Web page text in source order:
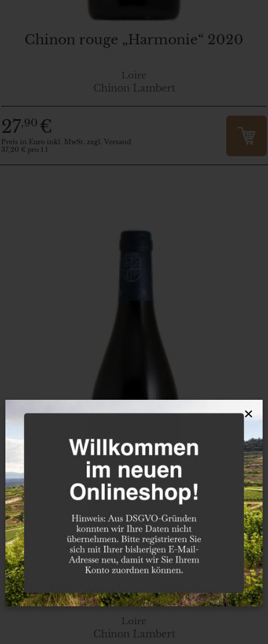
Chinon rouge „Harmonie“ 2020
Loire
Chinon Lambert
27,90 €
Preis in Euro inkl. MwSt. zzgl. Versand
37,20 € pro 1 l
Chinon rouge „Les Perruches“ 2022
Loire
Chinon Lambert
×